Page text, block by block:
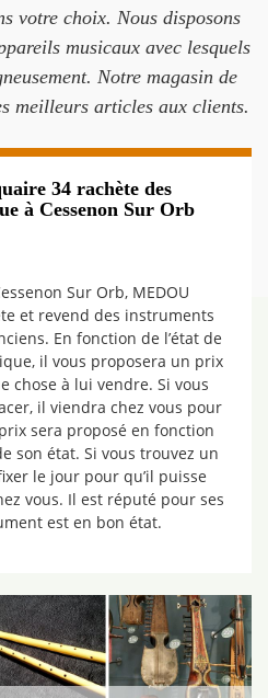
votre choix. Nous disposons
musicaux avec lesquels
Notre magasin de
meilleurs articles aux clients.
34 rachète des
à Cessenon Sur Orb
Sur Orb, MEDOU
et revend des instruments
En fonction de l’état de
il vous proposera un prix
chose à lui vendre. Si vous
il viendra chez vous pour
sera proposé en fonction
son état. Si vous trouvez un
le jour pour qu’il puisse
vous. Il est réputé pour ses
est en bon état.